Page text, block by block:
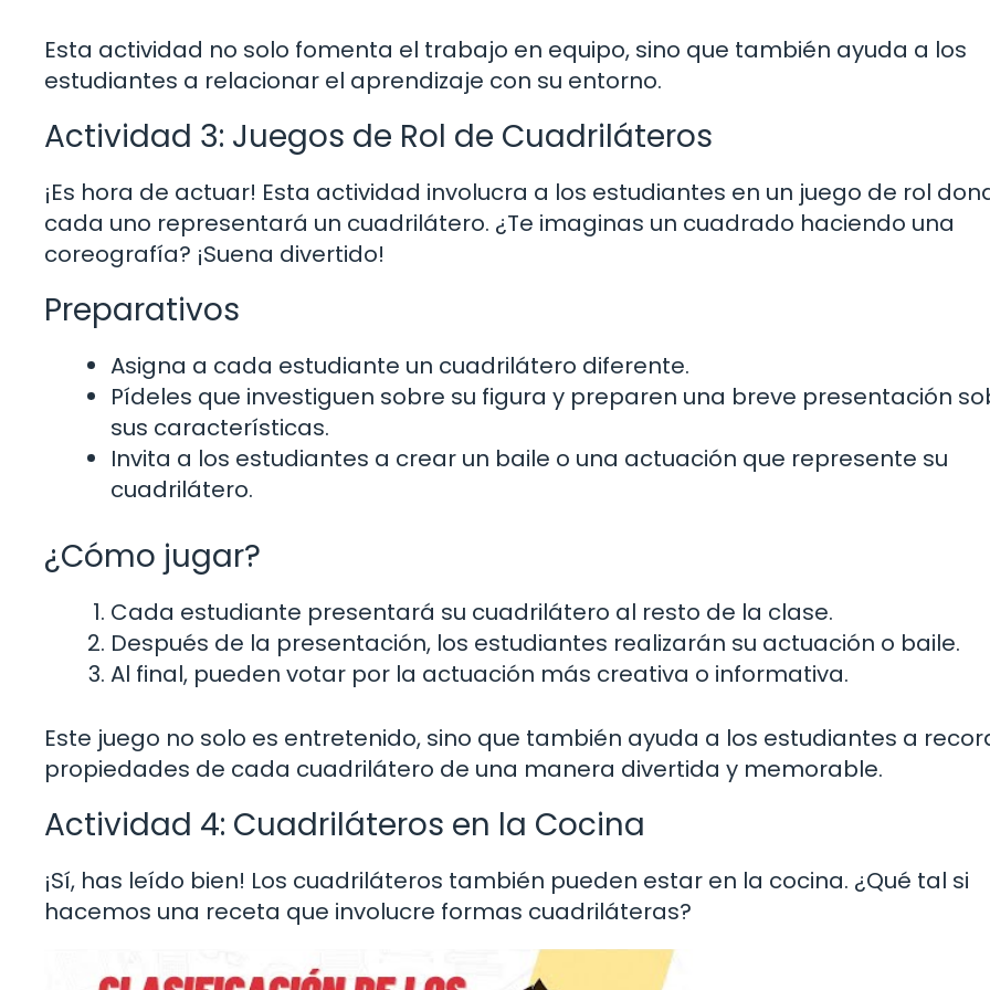
Esta actividad no solo fomenta el trabajo en equipo, sino que también ayuda a los
estudiantes a relacionar el aprendizaje con su entorno.
Actividad 3: Juegos de Rol de Cuadriláteros
¡Es hora de actuar! Esta actividad involucra a los estudiantes en un juego de rol
cada uno representará un cuadrilátero. ¿Te imaginas un cuadrado haciendo una
coreografía? ¡Suena divertido!
Preparativos
Asigna a cada estudiante un cuadrilátero diferente.
Pídeles que investiguen sobre su figura y preparen una breve presentación
sus características.
Invita a los estudiantes a crear un baile o una actuación que represente su
cuadrilátero.
¿Cómo jugar?
Cada estudiante presentará su cuadrilátero al resto de la clase.
Después de la presentación, los estudiantes realizarán su actuación o baile.
Al final, pueden votar por la actuación más creativa o informativa.
Este juego no solo es entretenido, sino que también ayuda a los estudiantes a
propiedades de cada cuadrilátero de una manera divertida y memorable.
Actividad 4: Cuadriláteros en la Cocina
¡Sí, has leído bien! Los cuadriláteros también pueden estar en la cocina. ¿Qué tal si
hacemos una receta que involucre formas cuadriláteras?